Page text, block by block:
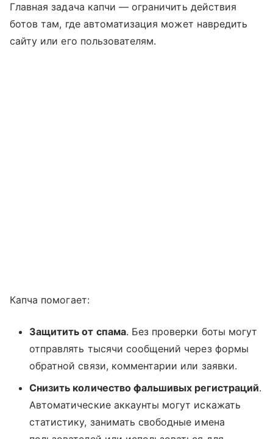
Главная задача капчи — ограничить действия
ботов там, где автоматизация может навредить
сайту или его пользователям.
Капча помогает:
Защитить от спама. Без проверки боты могут
отправлять тысячи сообщений через формы
обратной связи, комментарии или заявки.
Снизить количество фальшивых регистраций.
Автоматические аккаунты могут искажать
статистику, занимать свободные имена